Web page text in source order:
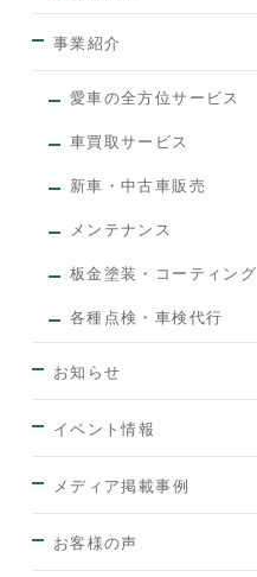
事業紹介
愛車の全方位サービス
車買取サービス
新車・中古車販売
メンテナンス
板金塗装・コーティング
各種点検・車検代行
お知らせ
イベント情報
メディア掲載事例
お客様の声